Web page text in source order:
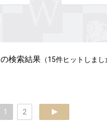
の検索結果 （15件ヒットしま
1 2 next